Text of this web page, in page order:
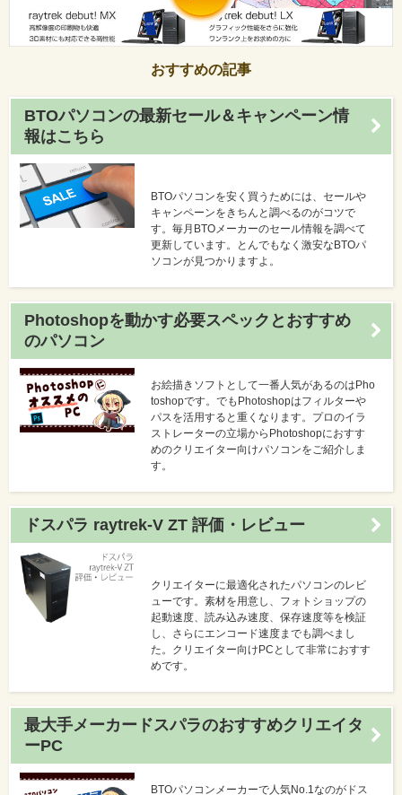
おすすめの記事
BTOパソコンの最新セール＆キャンペーン情
報はこちら
BTOパソコンを安く買うためには、セールや
キャンペーンをきちんと調べるのがコツで
す。毎月BTOメーカーのセール情報を調べて
更新しています。とんでもなく激安なBTOパ
ソコンが見つかりますよ。
Photoshopを動かす必要スペックとおすすめ
のパソコン
お絵描きソフトとして一番人気があるのはPho
toshopです。でもPhotoshopはフィルターや
パスを活用すると重くなります。プロのイラ
ストレーターの立場からPhotoshopにおすす
めのクリエイター向けパソコンをご紹介しま
す。
ドスパラ raytrek-V ZT 評価・レビュー
クリエイターに最適化されたパソコンのレビ
ューです。素材を用意し、フォトショップの
起動速度、読み込み速度、保存速度等を検証
し、さらにエンコード速度までも調べまし
た。クリエイター向けPCとして非常におすす
めです。
最大手メーカードスパラのおすすめクリエイタ
ーPC
BTOパソコンメーカーで人気No.1なのがドス